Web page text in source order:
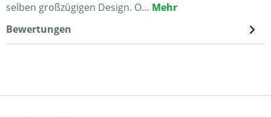
selben großzügigen Design. O… Mehr
Bewertungen